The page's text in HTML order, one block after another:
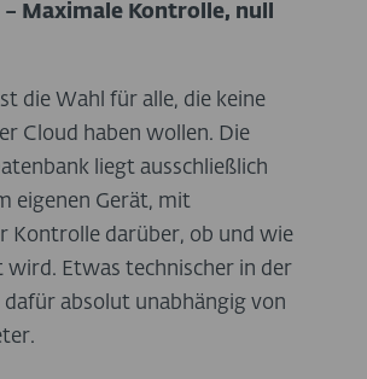
– Maximale Kontrolle, null
die Wahl für alle, die keine
Cloud haben wollen. Die
liegt ausschließlich
eigenen Gerät, mit
Kontrolle darüber, ob und wie
wird. Etwas technischer in der
dafür absolut unabhängig von